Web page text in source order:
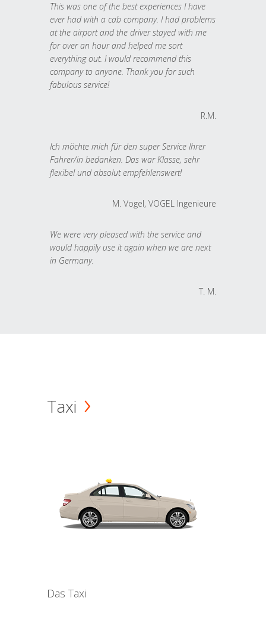
This was one of the best experiences I have
ever had with a cab company. I had problems
at the airport and the driver stayed with me
for over an hour and helped me sort
everything out. I would recommend this
company to anyone. Thank you for such
fabulous service!
R.M.
Ich möchte mich für den super Service Ihrer
Fahrer/in bedanken. Das war Klasse, sehr
flexibel und absolut empfehlenswert!
M. Vogel, VOGEL Ingenieure
We were very pleased with the service and
would happily use it again when we are next
in Germany.
T. M.
Taxi
Das Taxi